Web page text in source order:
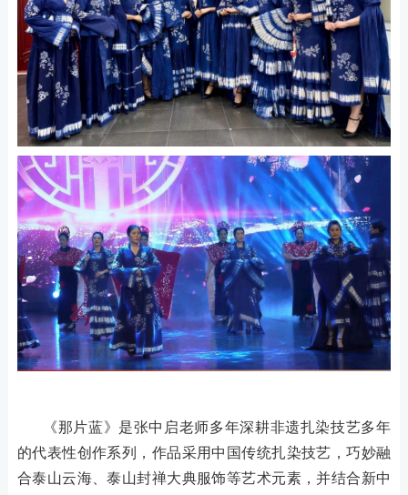
《那片蓝》是张中启老师多年深耕非遗扎染技艺多年
的代表性创作系列，作品采用中国传统扎染技艺 ，巧妙融
合泰山云海、泰山封禅大典服饰等艺术元素，并结合新中